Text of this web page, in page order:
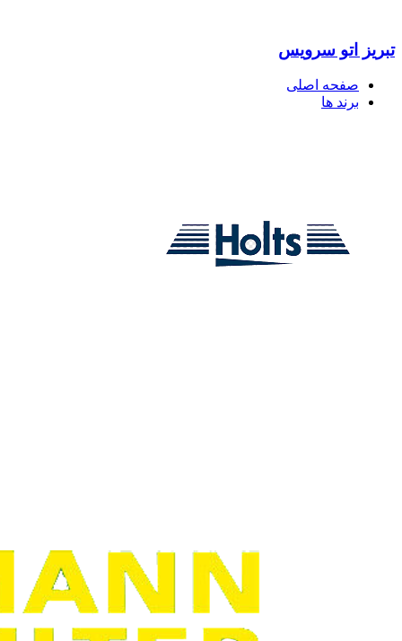
تبریز اتو سرویس
صفحه اصلی
برند ها